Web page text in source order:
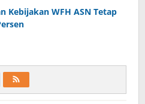
Kebijakan WFH ASN Tetap